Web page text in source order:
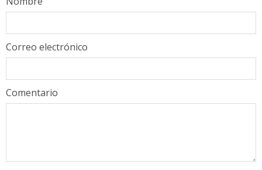
Comentario
Correo electrónico